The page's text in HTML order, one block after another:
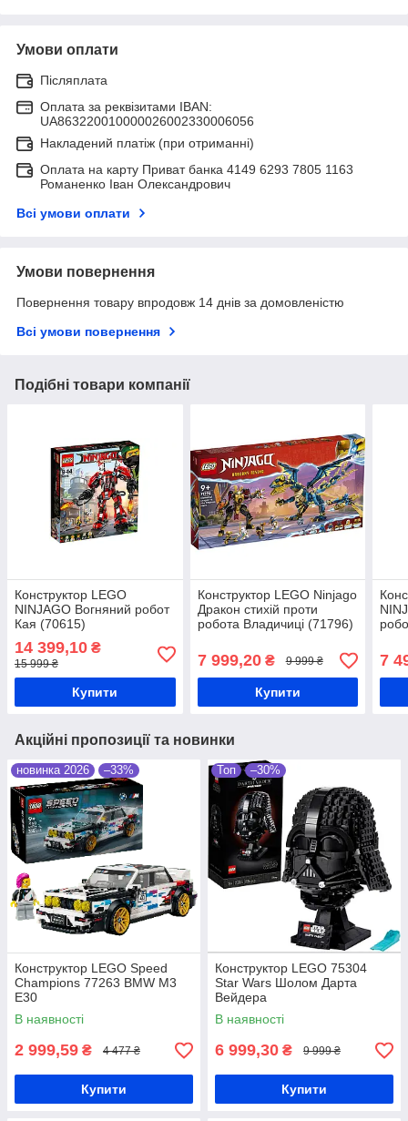
Умови оплати
Післяплата
Оплата за реквізитами IBAN:
UA863220010000026002330006056
Накладений платіж (при отриманні)
Оплата на карту Приват банка 4149 6293 7805 1163
Романенко Іван Олександрович
Всі умови оплати
Умови повернення
Повернення товару впродовж 14 днів за домовленістю
Всі умови повернення
Подібні товари компанії
Конструктор LEGO
NINJAGO Вогняний робот
Кая (70615)
14 399,10 ₴
15 999 ₴
Купити
Конструктор LEGO Ninjago
Дракон стихій проти
робота Владичиці (71796)
7 999,20₴ 9 999 ₴
Купити
7
Акційні пропозиції та новинки
новинка 2026 –33%
Конструктор LEGO Speed
Champions 77263 BMW M3
E30
В наявності
2 999,59 ₴ 4 477 ₴
Купити
Топ –30%
Конструктор LEGO 75304
Star Wars Шолом Дарта
Вейдера
В наявності
6 999,30 ₴ 9 999 ₴
Купити